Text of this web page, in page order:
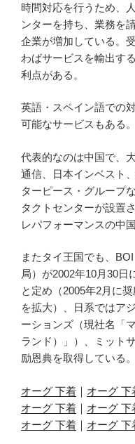
時間対応を行うため、
ンターを持ち、業務を
企業が増加している。
わばサービスを輸出す
利点がある。
英語・スペイン語での
可能なサービスもある。
代表的なのは中国で、
通信、日本インベスト
ターピース・グループ
タクトセンターが設置
レパフォーマンスの中
またタイ王国でも、
局）が2002年10月30
と定め（2005年2月に
を拡大）、日系ではア
ーションズ（現社名「
ランド）」）、ミット
励恩典を取得している。
オーグ 下着 ｜ オーグ 下
オーグ 下着 ｜ オーグ 下
オーグ 下着 ｜ オーグ 下